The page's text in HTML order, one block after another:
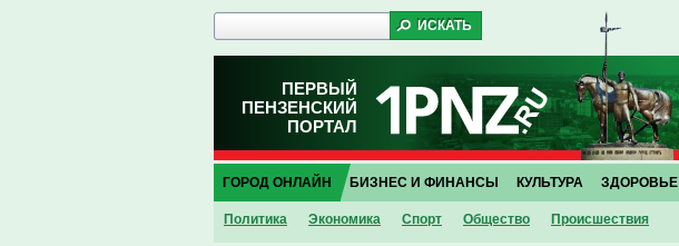
ПЕРВЫЙ
ПЕНЗЕНСКИЙ
ПОРТАЛ
ГОРОД ОНЛАЙН
Политика Экономика Спорт Общество Проиcшествия
БИЗНЕС И ФИНАНСЫ КУЛЬТУРА ЗДОРОВЬЕ